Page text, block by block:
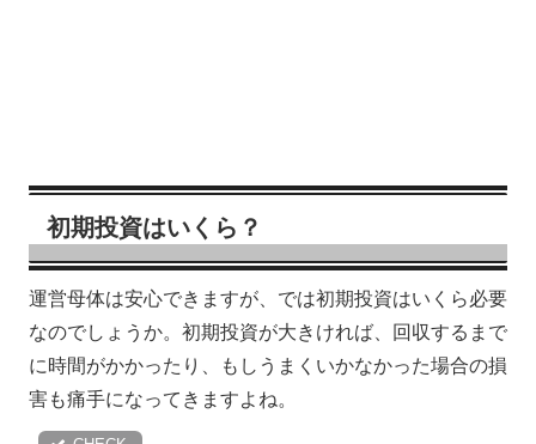
初期投資はいくら？
運営母体は安心できますが、では初期投資はいくら必要
なのでしょうか。初期投資が大きければ、回収するまで
に時間がかかったり、もしうまくいかなかった場合の損
害も痛手になってきますよね。